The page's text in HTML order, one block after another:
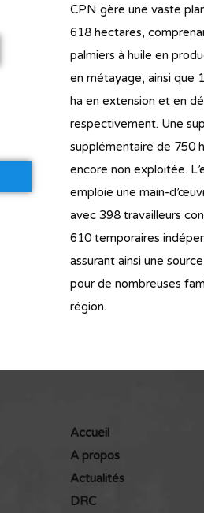
CPN gère une vaste
618 hectares,
palmiers à huile en
en métayage, ainsi que
ha en extension et en
respectivement. Une
supplémentaire de 750
encore non exploitée.
emploie une main-
avec 398 travailleurs
610 temporaires
assurant ainsi une
pour de nombreuses
région.
Accueil
A propos
Actualités
DRC